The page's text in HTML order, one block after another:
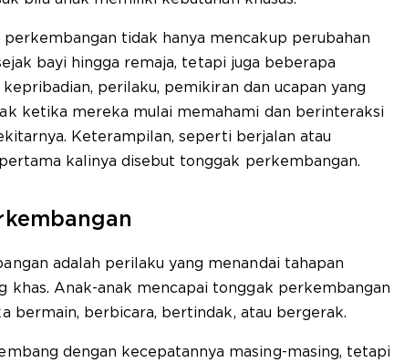
tidak hanya mencakup perubahan
bayi hingga remaja, tetapi juga beberapa
perilaku, pemikiran dan ucapan yang
ketika mereka mulai memahami dan berinteraksi
Keterampilan, seperti berjalan atau
kalinya disebut tonggak perkembangan.
adalah perilaku yang menandai tahapan
khas. Anak-anak mencapai tonggak perkembangan
bermain, berbicara, bertindak, atau bergerak.
dengan kecepatannya masing-masing, tetapi